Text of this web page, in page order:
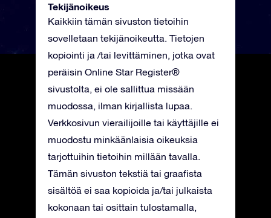
Tekijänoikeus
Kaikkiin tämän sivuston tietoihin
sovelletaan tekijänoikeutta. Tietojen
kopiointi ja /tai levittäminen, jotka ovat
peräisin Online Star Register®
sivustolta, ei ole sallittua missään
muodossa, ilman kirjallista lupaa.
Verkkosivun vierailijoille tai käyttäjille ei
muodostu minkäänlaisia oikeuksia
tarjottuihin tietoihin millään tavalla.
Tämän sivuston tekstiä tai graafista
sisältöä ei saa kopioida ja/tai julkaista
kokonaan tai osittain tulostamalla,